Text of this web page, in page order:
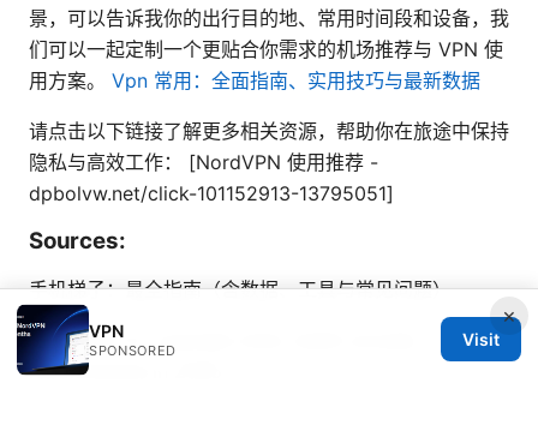
景，可以告诉我你的出行目的地、常用时间段和设备，我
们可以一起定制一个更贴合你需求的机场推荐与 VPN 使
用方案。 Vpn 常用：全面指南、实用技巧与最新数据
请点击以下链接了解更多相关资源，帮助你在旅途中保持
隐私与高效工作： [NordVPN 使用推荐 -
dpbolvw.net/click-101152913-13795051]
Sources:
手机梯子：最全指南（含数据、工具与常见问题）
Best vpns for australia what reddit actually
recommends in 2026
×
VPN
SPONSORED
Visit